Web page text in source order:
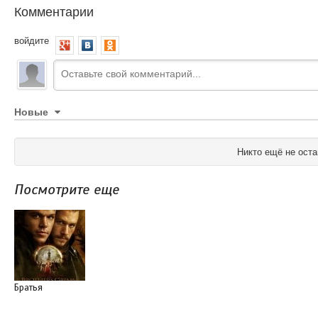
Комментарии
войдите
Новые
Никто ещё не
Посмотрите еще
Братья